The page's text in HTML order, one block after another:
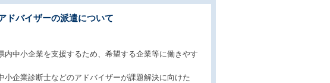
ドバイザーの派遣について
中小企業を支援するため、希望する企業等に働きやす
企業診断士などのアドバイザーが課題解決に向けた